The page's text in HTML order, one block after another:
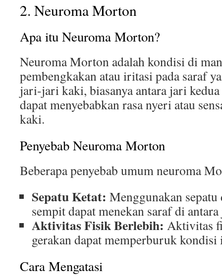
2. Neuroma Morton
Apa itu Neuroma Morton?
Neuroma Morton adalah kondisi di
pembengkakan atau iritasi pada saraf
jari-jari kaki, biasanya antara jari
dapat menyebabkan rasa nyeri atau
kaki.
Penyebab Neuroma Morton
Beberapa penyebab umum neuroma
Sepatu Ketat: Menggunakan
sempit dapat menekan saraf di
Aktivitas Fisik Berlebih: Aktivitas
gerakan dapat memperburuk kondisi
Cara Mengatasi